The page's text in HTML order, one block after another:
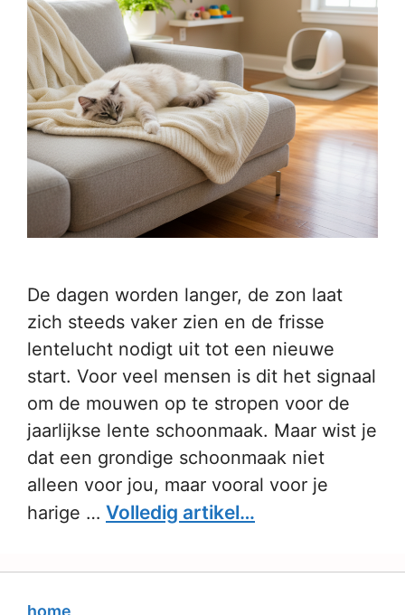
De dagen worden langer, de zon laat
zich steeds vaker zien en de frisse
lentelucht nodigt uit tot een nieuwe
start. Voor veel mensen is dit het signaal
om de mouwen op te stropen voor de
jaarlijkse lente schoonmaak. Maar wist je
dat een grondige schoonmaak niet
alleen voor jou, maar vooral voor je
harige … Volledig artikel…
home